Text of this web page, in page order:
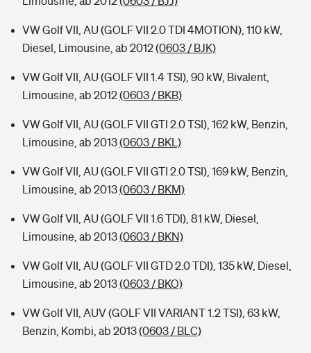
VW Golf VII, AU (GOLF VII 2.0 TDI 4MOTION), 110 kW,
Diesel, Limousine, ab 2012(0603 / BJK)
VW Golf VII, AU (GOLF VII 1.4 TSI), 90 kW, Bivalent,
Limousine, ab 2012(0603 / BKB)
VW Golf VII, AU (GOLF VII GTI 2.0 TSI), 162 kW, Benzin,
Limousine, ab 2013(0603 / BKL)
VW Golf VII, AU (GOLF VII GTI 2.0 TSI), 169 kW, Benzin,
Limousine, ab 2013(0603 / BKM)
VW Golf VII, AU (GOLF VII 1.6 TDI), 81 kW, Diesel,
Limousine, ab 2013(0603 / BKN)
VW Golf VII, AU (GOLF VII GTD 2.0 TDI), 135 kW, Diesel,
Limousine, ab 2013(0603 / BKO)
VW Golf VII, AUV (GOLF VII VARIANT 1.2 TSI), 63 kW,
Benzin, Kombi, ab 2013(0603 / BLC)